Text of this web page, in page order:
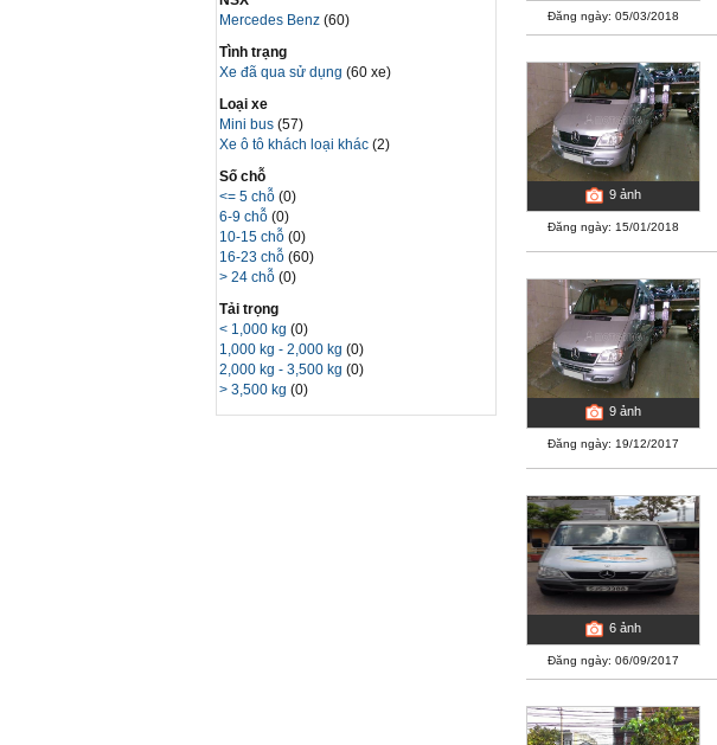
Mercedes Benz(60)
Tình trạng
Xe đã qua sử dụng (60 xe)
Loại xe
Mini bus(57)
Xe ô tô khách loại khác(2)
Số chỗ
<= 5 chỗ(0)
6-9 chỗ(0)
10-15 chỗ(0)
16-23 chỗ(60)
> 24 chỗ(0)
Tải trọng
< 1,000 kg(0)
1,000 kg - 2,000 kg(0)
2,000 kg - 3,500 kg(0)
> 3,500 kg(0)
Đăng ngày: 05/03/2018
9 ảnh
Đăng ngày: 15/01/2018
9 ảnh
Đăng ngày: 19/12/2017
6 ảnh
Đăng ngày: 06/09/2017